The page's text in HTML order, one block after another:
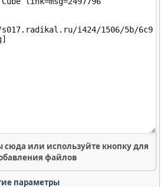
или используйте кнопку для
файлов
параметры